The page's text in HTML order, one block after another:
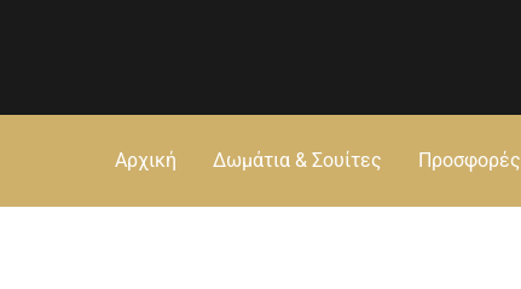
Αρχική Δωμάτια & Σουίτες Προσφορές